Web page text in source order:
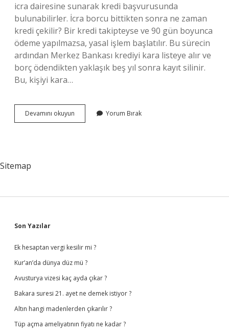
icra dairesine sunarak kredi başvurusunda
bulunabilirler. İcra borcu bittikten sonra ne zaman
kredi çekilir? Bir kredi takipteyse ve 90 gün boyunca
ödeme yapılmazsa, yasal işlem başlatılır. Bu sürecin
ardından Merkez Bankası krediyi kara listeye alır ve
borç ödendikten yaklaşık beş yıl sonra kayıt silinir.
Bu, kişiyi kara…
Devamını okuyun
Banka
Yorum Bırak
Sitemap
Sidebar
Son Yazılar
Ek hesaptan vergi kesilir mi ?
Kur’an’da dünya düz mü ?
Avusturya vizesi kaç ayda çıkar ?
Bakara suresi 21. ayet ne demek istiyor ?
Altın hangi madenlerden çıkarılır ?
Tüp açma ameliyatının fiyatı ne kadar ?